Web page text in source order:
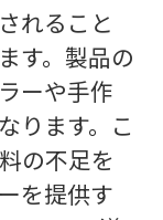
れること
す。製品の
ーや手作
ります。こ
の不足を
を提供す